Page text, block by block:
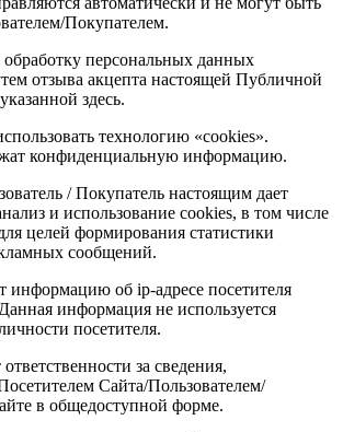
Покупателем.
обработку персональных данных
отзыва акцепта настоящей Публичной
здесь.
технологию «cookies».
конфиденциальную информацию.
/ Покупатель настоящим дает
и использование cookies, в том числе
целей формирования статистики
сообщений.
информацию об ip-адресе посетителя
информация не используется
посетителя.
за сведения,
Сайта/Пользователем/
в общедоступной форме.